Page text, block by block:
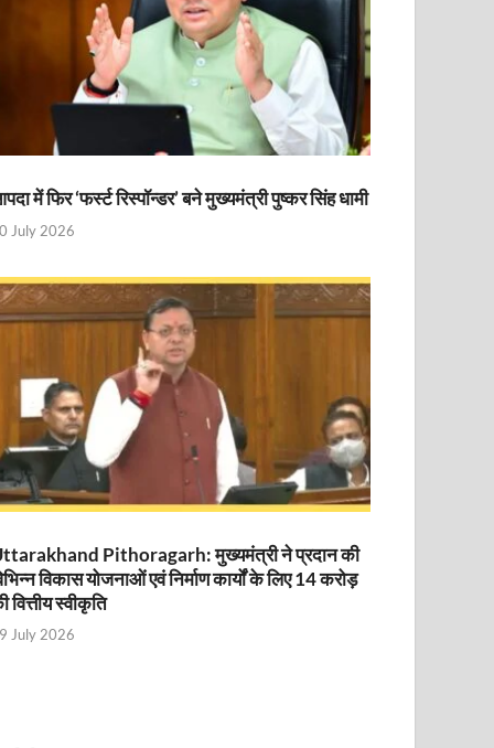
में फिर ‘फर्स्ट रिस्पॉन्डर’ बने मुख्यमंत्री पुष्कर सिंह धामी
July 2026
Pithoragarh: मुख्यमंत्री ने प्रदान की
विकास योजनाओं एवं निर्माण कार्यों के लिए 14 करोड़
वित्तीय स्वीकृति
July 2026